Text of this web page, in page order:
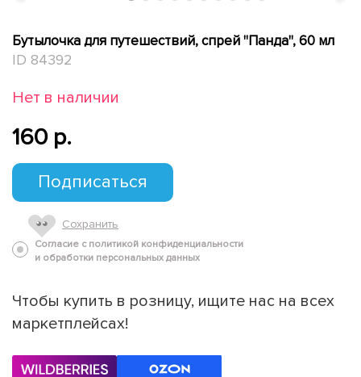
Бутылочка для путешествий, спрей "Панда", 60 мл
ID 84392
Нет в наличии
160 p.
Подписаться
Сохранить
Согласие с политикой конфиденциальности
и обработки персональных данных
Чтобы купить в розницу, ищите нас на всех
маркетплейсах!